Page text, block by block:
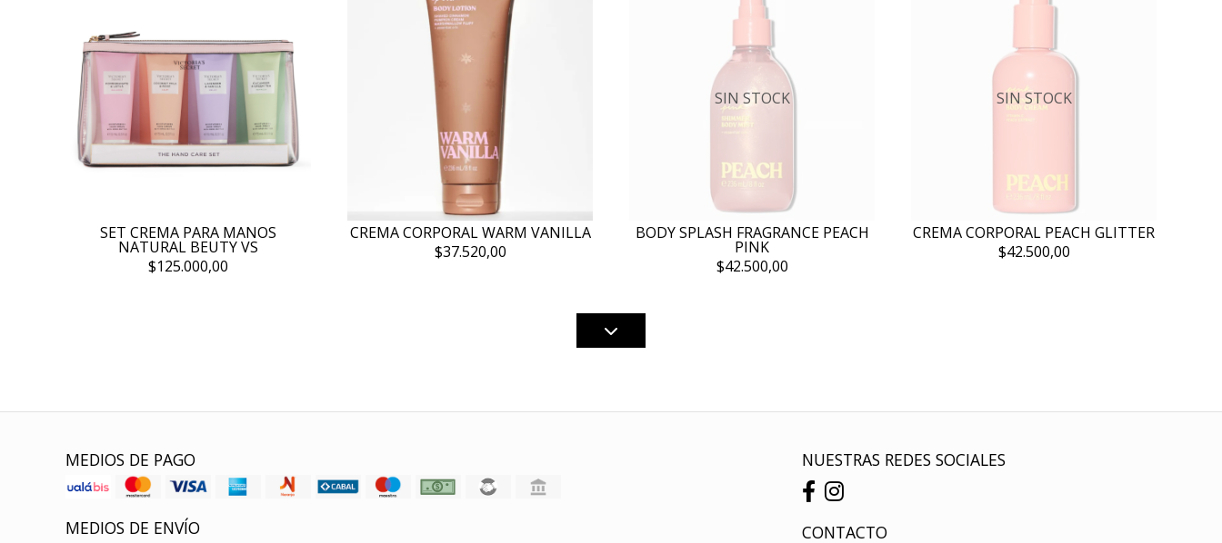
SET CREMA PARA MANOS
NATURAL BEUTY VS
$125.000,00
CREMA CORPORAL WARM VANILLA
$37.520,00
SIN STOCK
BODY SPLASH FRAGRANCE PEACH
PINK
$42.500,00
SIN STOCK
CREMA CORPORAL PEACH GLITTER
$42.500,00
MEDIOS DE PAGO
MEDIOS DE ENVÍO
NUESTRAS REDES SOCIALES
CONTACTO